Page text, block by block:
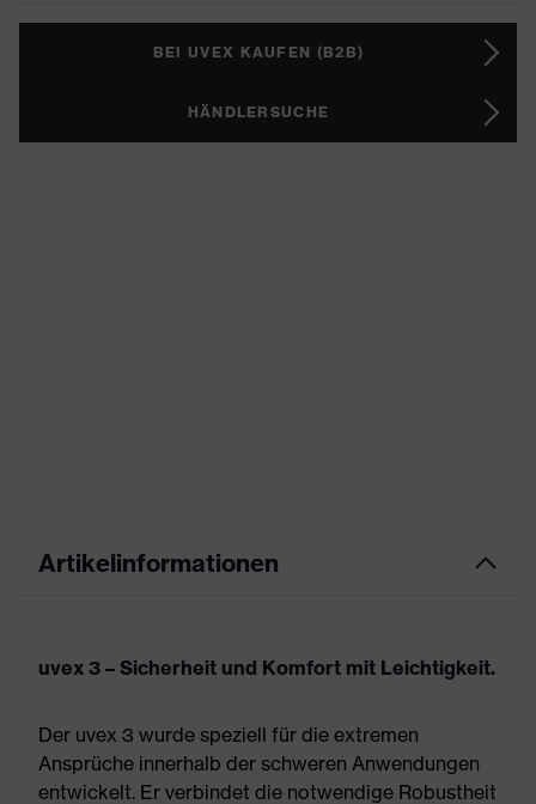
BEI UVEX KAUFEN (B2B)
HÄNDLERSUCHE
Artikelinformationen
uvex 3 – Sicherheit und Komfort mit Leichtigkeit.
Der uvex 3 wurde speziell für die extremen
Ansprüche innerhalb der schweren Anwendungen
entwickelt. Er verbindet die notwendige Robustheit